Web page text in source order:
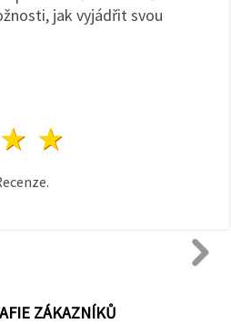
jak vyjádřit svou
4 hvězdy
3 hvězdy
ZÁKAZNÍKŮ